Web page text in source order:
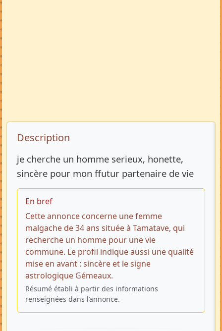
Description de l’annonce
Description
je cherche un homme serieux, honette,
sincère pour mon ffutur partenaire de vie
En bref
Cette annonce concerne une femme
malgache de 34 ans située à Tamatave, qui
recherche un homme pour une vie
commune. Le profil indique aussi une qualité
mise en avant : sincère et le signe
astrologique Gémeaux.
Résumé établi à partir des informations
renseignées dans l’annonce.